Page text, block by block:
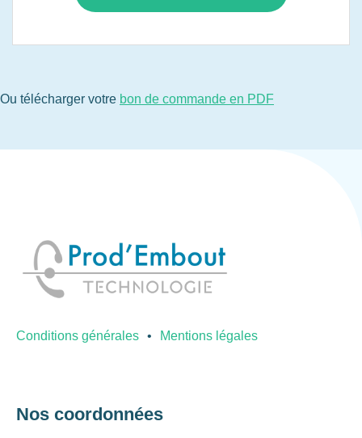
Ou télécharger votre bon de commande en PDF
Conditions générales Mentions légales
Nos coordonnées